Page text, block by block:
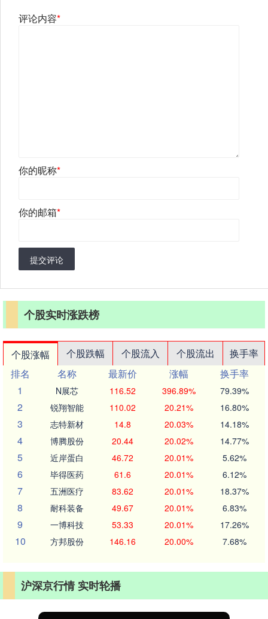
评论内容*
你的昵称*
你的邮箱*
提交评论
个股实时涨跌榜
个股涨幅 个股跌幅 个股流入 个股流出
换手率
排名
名称 最新价 涨幅
换手率
1
N展芯 116.52 396.89% 79.39%
2 锐翔智能 110.02 20.21% 16.80%
3 志特新材 14.8 20.03% 14.18%
4 博腾股份 20.44 20.02% 14.77%
5 近岸蛋白 46.72 20.01% 5.62%
6 毕得医药 61.6 20.01% 6.12%
7 五洲医疗 83.62 20.01% 18.37%
8 耐科装备 49.67 20.01% 6.83%
9 一博科技 53.33 20.01% 17.26%
10 方邦股份 146.16 20.00% 7.68%
沪深京行情 实时轮播